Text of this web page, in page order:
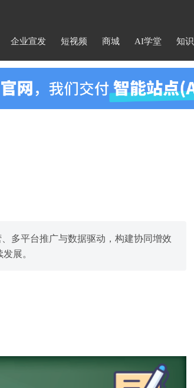
企业宣发 短视频 商城 AI学堂 知识
多平台推广与数据驱动，构建协同增效
展。